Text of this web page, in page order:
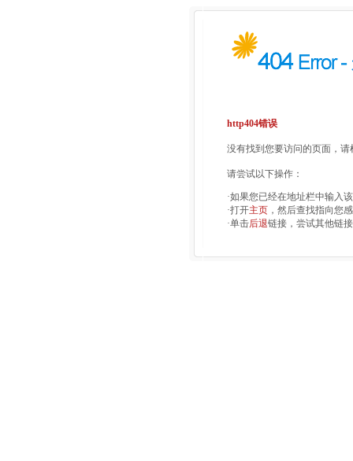
http404错误
没有找到您要访问的页面，
请尝试以下操作：
·如果您已经在地址栏中输入
·打开主页 ，然后查找指向您
·单击后退链接，尝试其他链